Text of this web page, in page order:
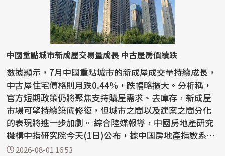
中國重點城市新成屋交易量成長 中古屋房價續跌
數據顯示，7月中國重點城市的新成屋成交量持續成長，
中古屋住宅價格則月跌0.44%，跌幅略擴大。分析稱，
官方短期政策仍將聚焦支持購屋需求、去庫存，新成屋
市場可望持續築底修復，但城市之間以及建案之間分化
的表現將進一步加劇。 綜合陸媒報導，中國房地產研究
機構中指研究院今天(1日)公布，據中國房地產指數系統
百城...
2026-08-01 16:53